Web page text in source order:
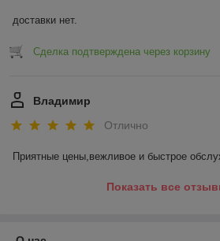
доставки нет.
Сделка подтверждена через корзину
Владимир
Отлично
Приятные цены,вежливое и быстрое
Показать все